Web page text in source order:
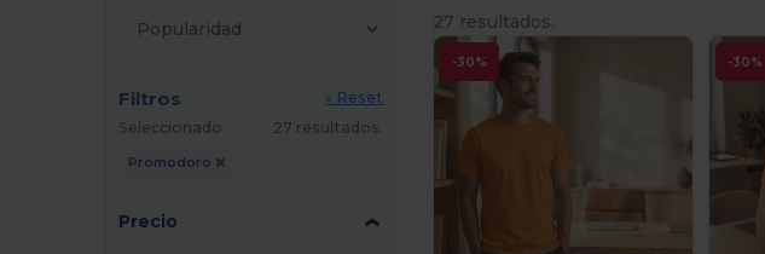
Filtros
« Reset
Seleccionado
27 resultados.
Promodoro
Precio
27 resultados.
-30% -30%